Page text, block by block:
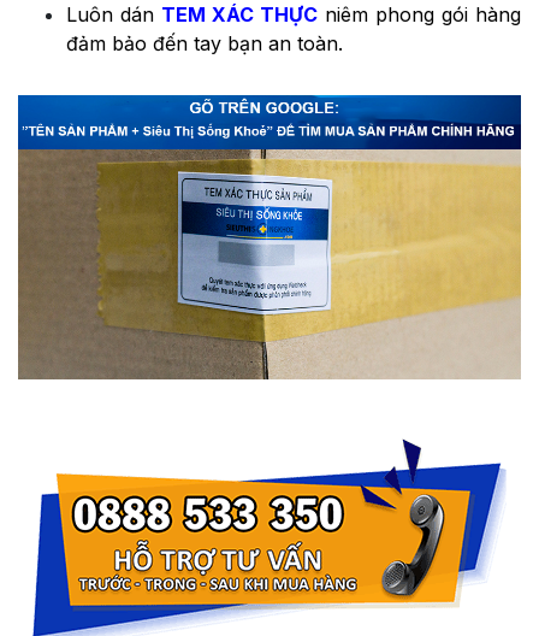
Luôn dán TEM XÁC THỰC niêm phong gói hàng
đảm bảo đến tay bạn an toàn.